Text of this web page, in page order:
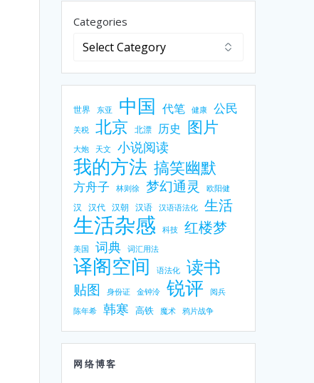
Categories
世界 东亚 中国 代笔 健康 公民
关税 北京 北漂 历史 图片
大炮 天文 小说阅读
我的方法 搞笑幽默
方舟子 林则徐 梦幻通灵 欧阳健
汉 汉代 汉朝 汉语 汉语语法化 生活
生活杂感 科技 红楼梦
美国 词典 词汇用法
译阁空间 语法化 读书
贴图 身份证 金钟泠 锐评
阅兵
陈年希
韩寒 高铁 魔术 鸦片战争
网络博客